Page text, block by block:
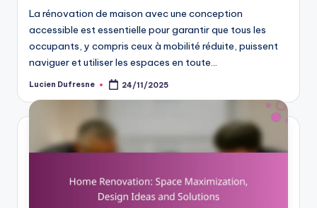
La rénovation de maison avec une conception
accessible est essentielle pour garantir que tous les
occupants, y compris ceux à mobilité réduite, puissent
naviguer et utiliser les espaces en toute…
Posted
Lucien Dufresne 24/11/2025